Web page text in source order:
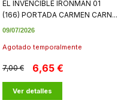
EL INVENCIBLE IRONMAN 01
(166) PORTADA CARMEN CARN...
09/07/2026
Agotado temporalmente
7,00 € 6,65 €
Ver detalles